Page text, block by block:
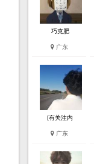
巧克肥
广东
[有关注内
广东